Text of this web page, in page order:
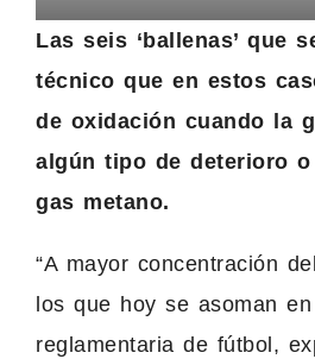
Las seis ‘ballenas’ que
técnico que en estos
de oxidación cuando la
algún tipo de deterioro
gas metano.
“A mayor concentración
los que hoy se asoman
reglamentaria de fútbol,